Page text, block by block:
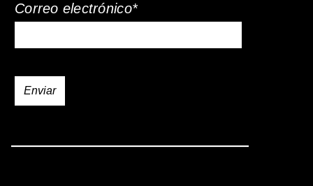
Correo electrónico*